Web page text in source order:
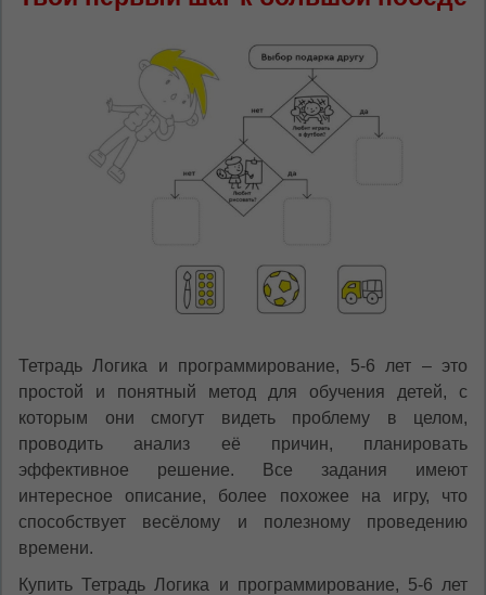
Тетрадь Логика и программирование, 5-6 лет – это
простой и понятный метод для обучения детей, с
которым они смогут видеть проблему в целом,
проводить анализ её причин, планировать
эффективное решение. Все задания имеют
интересное описание, более похожее на игру, что
способствует весёлому и полезному проведению
времени.
Купить Тетрадь Логика и программирование, 5-6 лет